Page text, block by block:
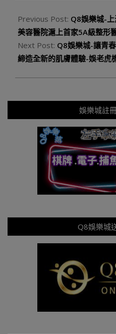
Previous Post: Q8娛樂城-
美容醫院滬上首家5A級整形
Next Post: Q8娛樂城-讓青
締造全新的肌膚體驗-娛老虎
娛樂城註
Q8娛樂城